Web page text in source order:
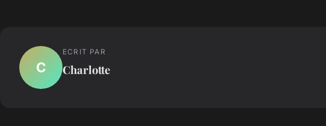
C
ECRIT PAR
Charlotte